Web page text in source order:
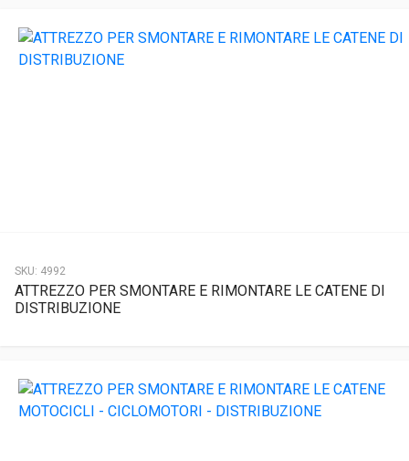
SKU: 4992
ATTREZZO PER SMONTARE E RIMONTARE LE CATENE DI
DISTRIBUZIONE